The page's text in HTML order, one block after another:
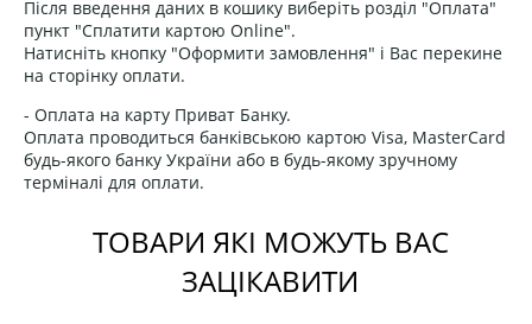
Після введення даних в кошику виберіть розділ "Оплата"
пункт "Сплатити картою Online".
Натисніть кнопку "Оформити замовлення" і Вас перекине
на сторінку оплати.
- Оплата на карту Приват Банку.
Оплата проводиться банківською картою Visa, MasterCard
будь-якого банку України або в будь-якому зручному
терміналі для оплати.
ТОВАРИ ЯКІ МОЖУТЬ ВАС
ЗАЦІКАВИТИ